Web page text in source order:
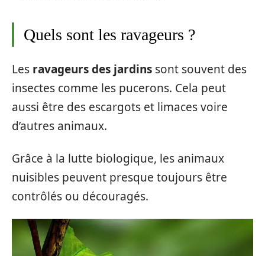
Quels sont les ravageurs ?
Les ravageurs des jardins sont souvent des
insectes comme les pucerons. Cela peut
aussi être des escargots et limaces voire
d’autres animaux.
Grâce à la lutte biologique, les animaux
nuisibles peuvent presque toujours être
contrôlés ou découragés.